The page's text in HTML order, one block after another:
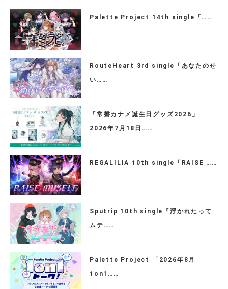
Palette Project 14th single「……
RouteHeart 3rd single「あなたのせ
い……
「常磐カナメ誕生日グッズ2026」
2026年7月18日……
REGALILIA 10th single「RAISE ……
Sputrip 10th single『浮かれたって
ムテ……
Palette Project 「2026年8月
1on1……